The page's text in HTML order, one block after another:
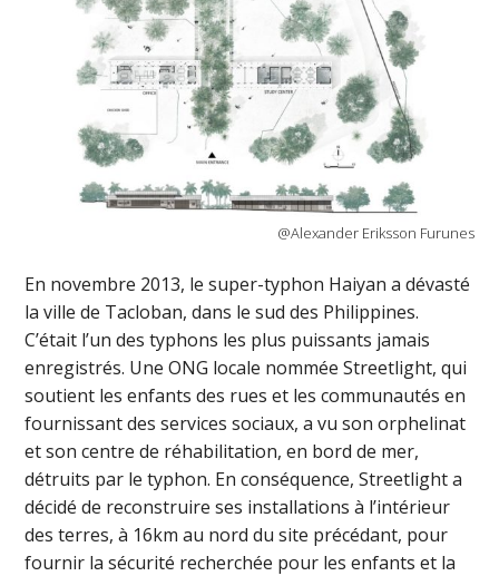
@Alexander Eriksson Furunes
En novembre 2013, le super-typhon Haiyan a dévasté
la ville de Tacloban, dans le sud des Philippines.
C’était l’un des typhons les plus puissants jamais
enregistrés. Une ONG locale nommée Streetlight, qui
soutient les enfants des rues et les communautés en
fournissant des services sociaux, a vu son orphelinat
et son centre de réhabilitation, en bord de mer,
détruits par le typhon. En conséquence, Streetlight a
décidé de reconstruire ses installations à l’intérieur
des terres, à 16km au nord du site précédant, pour
fournir la sécurité recherchée pour les enfants et la